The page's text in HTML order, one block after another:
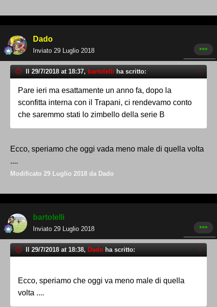
Dado
Inviato 29 Luglio 2018
Il 29/7/2018 at 18:37, bartolelli ha scritto:
Pare ieri ma esattamente un anno fa, dopo la
sconfitta interna con il Trapani, ci rendevamo conto
che saremmo stati lo zimbello della serie B
Ecco, speriamo che oggi vada meno male di quella volta
....
Modificato 29 Luglio 2018 da Dado
bartolelli
Inviato 29 Luglio 2018
Il 29/7/2018 at 18:38, Dado ha scritto:
Ecco, speriamo che oggi va meno male di quella
volta ....